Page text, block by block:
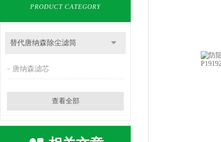
PRODUCT CATEGORY
替代唐纳森除尘滤筒
唐纳森滤芯
查看全部